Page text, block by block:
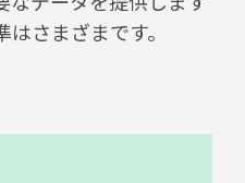
さまざまです。